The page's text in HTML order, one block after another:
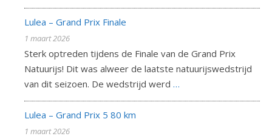
Lulea – Grand Prix Finale
1 maart 2026
Sterk optreden tijdens de Finale van de Grand Prix
Natuurijs! Dit was alweer de laatste natuurijswedstrijd
van dit seizoen. De wedstrijd werd …
Lulea – Grand Prix 5 80 km
1 maart 2026